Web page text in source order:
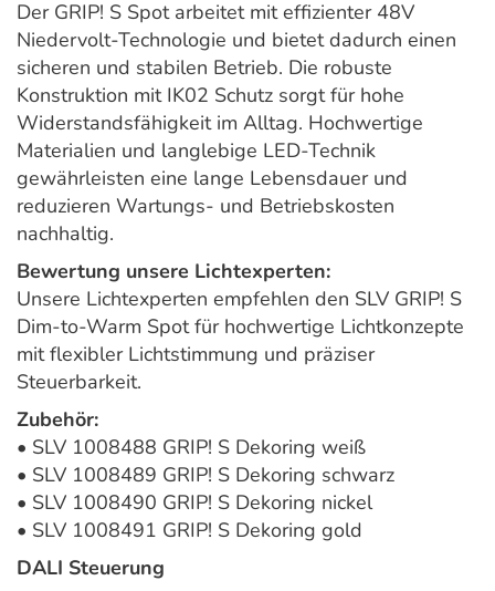
Der GRIP! S Spot arbeitet mit effizienter 48V
Niedervolt-Technologie und bietet dadurch einen
sicheren und stabilen Betrieb. Die robuste
Konstruktion mit IK02 Schutz sorgt für hohe
Widerstandsfähigkeit im Alltag. Hochwertige
Materialien und langlebige LED-Technik
gewährleisten eine lange Lebensdauer und
reduzieren Wartungs- und Betriebskosten
nachhaltig.
Bewertung unsere Lichtexperten:
Unsere Lichtexperten empfehlen den SLV GRIP! S
Dim-to-Warm Spot für hochwertige Lichtkonzepte
mit flexibler Lichtstimmung und präziser
Steuerbarkeit.
Zubehör:
• SLV 1008488 GRIP! S Dekoring weiß
• SLV 1008489 GRIP! S Dekoring schwarz
• SLV 1008490 GRIP! S Dekoring nickel
• SLV 1008491 GRIP! S Dekoring gold
DALI Steuerung